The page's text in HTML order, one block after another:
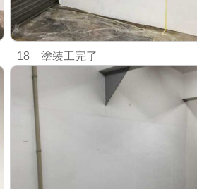
18 塗装工完了